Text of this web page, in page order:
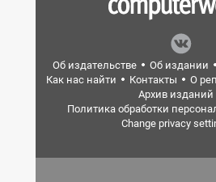
Об издательстве Об издании
Как нас найти
Контакты О
Архив изданий
Политика обработки
Change privacy